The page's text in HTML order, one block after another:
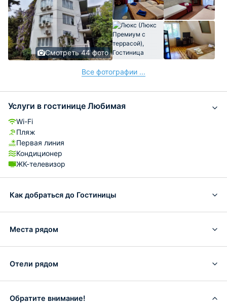
Смотреть 44 фото
Все фотографии ...
Услуги в гостинице Любимая
Wi-Fi
Пляж
Первая линия
Кондиционер
ЖК-телевизор
Как добраться до Гостиницы
Места рядом
Отели рядом
Обратите внимание!